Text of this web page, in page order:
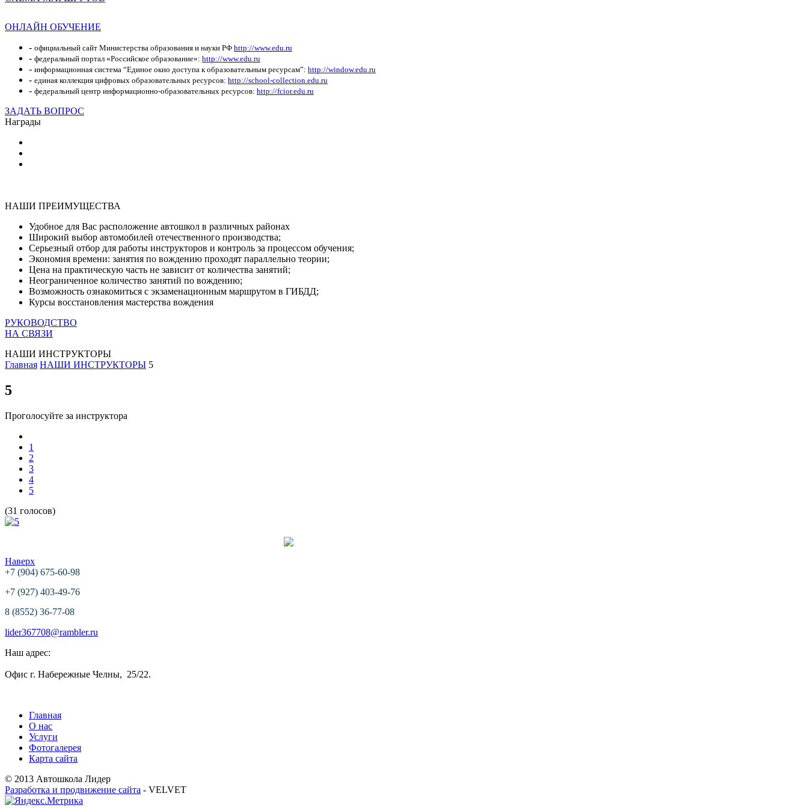
ОНЛАЙН ОБУЧЕНИЕ
- официальный сайт Министерства образования и науки РФ http://www.edu.ru
- федеральный портал «Российское образование»: http://www.edu.ru
- информационная система “Единое окно доступа к образовательным ресурсам”: http://window.edu.ru
- единая коллекция цифровых образовательных ресурсов: http://school-collection.edu.ru
- федеральный центр информационно-образовательных ресурсов: http://fcior.edu.ru
ЗАДАТЬ ВОПРОС
Награды
НАШИ ПРЕИМУЩЕСТВА
Удобное для Вас расположение автошкол в различных районах
Широкий выбор автомобилей отечественного производства;
Серьезный отбор для работы инструкторов и контроль за процессом обучения;
Экономия времени: занятия по вождению проходят параллельно теории;
Цена на практическую часть не зависит от количества занятий;
Неограниченное количество занятий по вождению;
Возможность ознакомиться с экзаменационным маршрутом в ГИБДД;
Курсы восстановления мастерства вождения
РУКОВОДСТВО
НА СВЯЗИ
НАШИ ИНСТРУКТОРЫ
Главная НАШИ ИНСТРУКТОРЫ 5
5
Проголосуйте за инструктора
1
2
3
4
5
(31 голосов)
Наверх
+7 (904) 675-60-98
+7 (927) 403-49-76
8 (8552) 36-77-08
lider367708@rambler.ru
Наш адрес:
Офис г. Набережные Челны, 25/22.
Главная
О нас
Услуги
Фотогалерея
Карта сайта
© 2013 Автошкола Лидер
Разработка и продвижение сайта - VELVET